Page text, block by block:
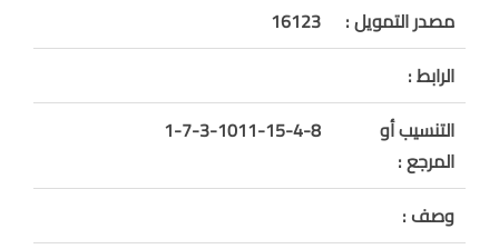
مصدر التمويل :
16123
الرابط :
التنسيب أو
المرجع :
1-7-3-1011-15-4-8
وصف :